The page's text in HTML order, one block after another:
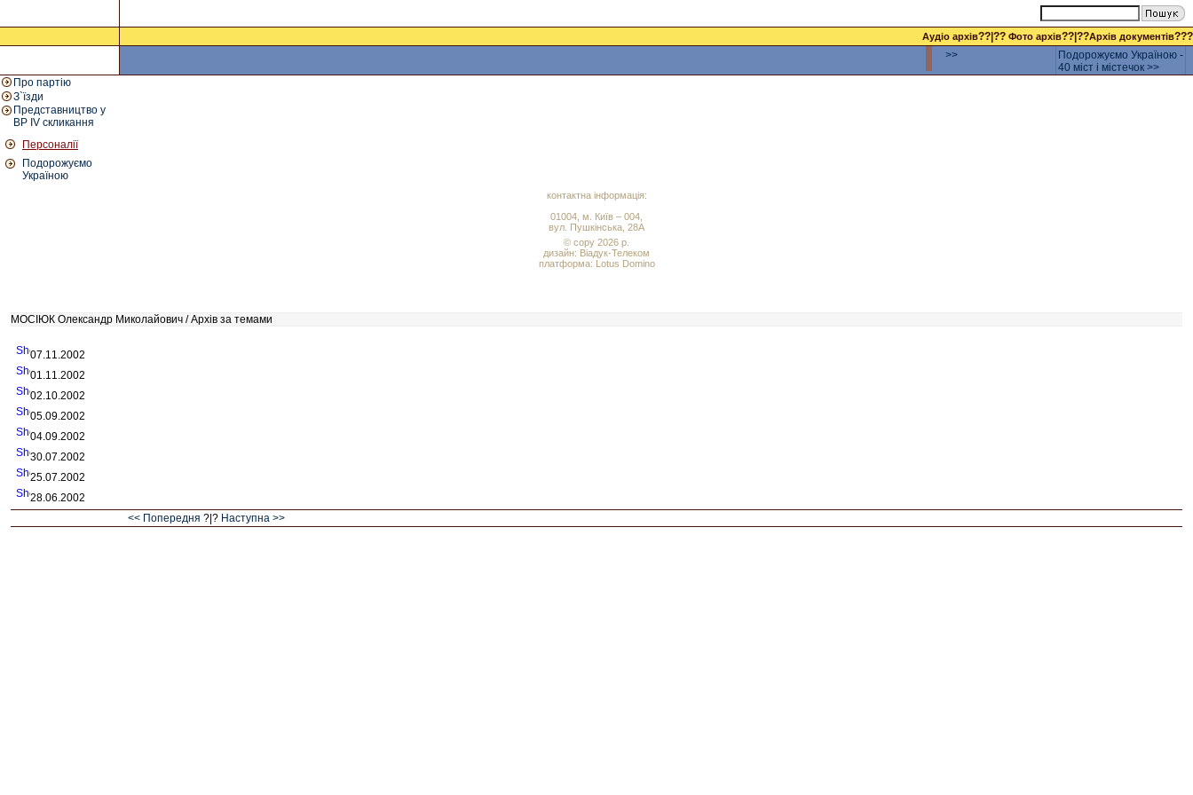
Аудіо архів??|?? Фото архів??|??Архів документів???
>>
Подорожуємо Україною -
40 міст і містечок >>
Про партію
З`їзди
Представництво у
ВР IV скликання
Персоналії
Подорожуємо
Україною
контактна інформація:
01004, м. Київ – 004,
вул. Пушкінська, 28А
© copy 2026 р.
дизайн: Віадук-Телеком
платформа: Lotus Domino
МОСІЮК Олександр Миколайович / Архів за темами
07.11.2002
01.11.2002
02.10.2002
05.09.2002
04.09.2002
30.07.2002
25.07.2002
28.06.2002
<< Попередня ?|? Наступна >>